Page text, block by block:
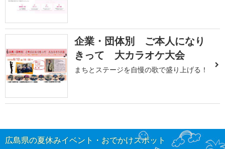
企業・団体別 ご本人になり
きって 大カラオケ大会
まちとステージを自慢の歌で盛り上げる！
広島県の夏休みイベント・おでかけスポット